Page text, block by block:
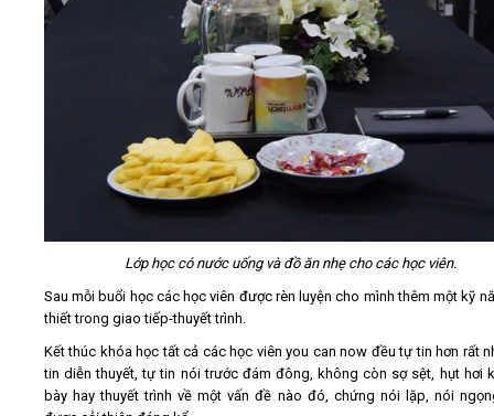
Lớp học có nước uống và đồ ăn nhẹ cho các học viên.
Sau mỗi buổi học các học viên được rèn luyện cho mình thêm một kỹ
thiết trong giao tiếp-thuyết trình.
Kết thúc khóa học tất cả các học viên you can now đều tự tin hơn rất
tin diễn thuyết, tự tin nói trước đám đông, không còn sợ sệt, hụt hơi
bày hay thuyết trình về một vấn đề nào đó, chứng nói lặp, nói